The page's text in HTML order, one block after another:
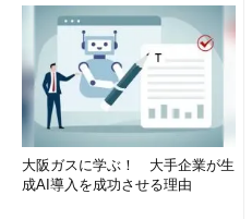
大阪ガスに学ぶ！ 大手企業が生
成AI導入を成功させる理由